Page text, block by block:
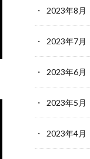
2023年8月
2023年7月
2023年6月
2023年5月
2023年4月